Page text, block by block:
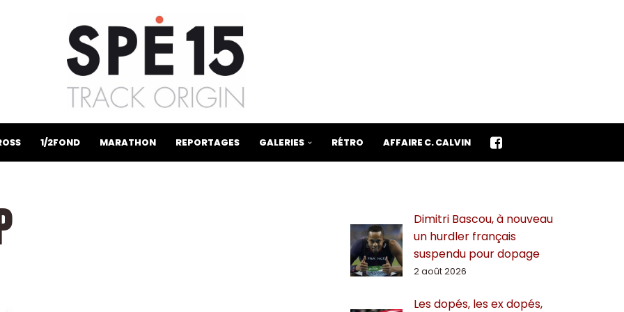
1/2FOND MARATHON REPORTAGES GALERIES RÉTRO AFFAIRE C. CALVIN
Dimitri Bascou, à nouveau
un hurdler français
suspendu pour dopage
2 août 2026
Les dopés, les ex dopés,